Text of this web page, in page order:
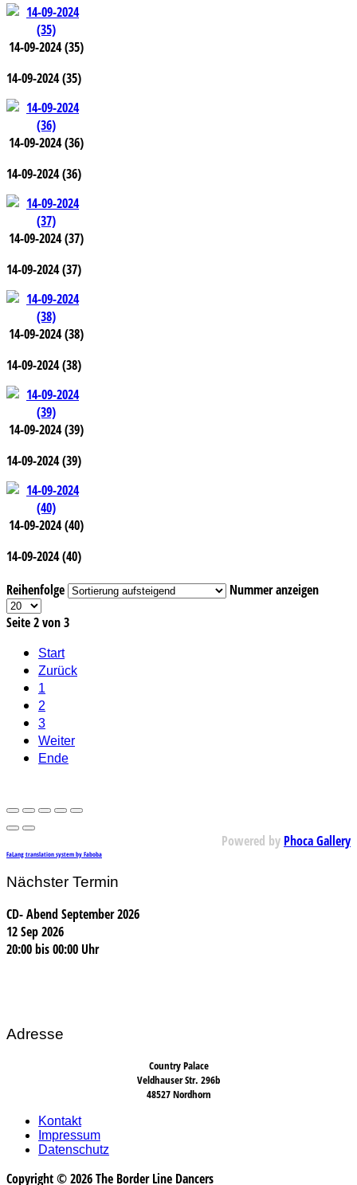
14-09-2024 (35)
14-09-2024 (35)
14-09-2024 (36)
14-09-2024 (36)
14-09-2024 (37)
14-09-2024 (37)
14-09-2024 (38)
14-09-2024 (38)
14-09-2024 (39)
14-09-2024 (39)
14-09-2024 (40)
14-09-2024 (40)
Reihenfolge
Nummer anzeigen
Seite 2 von 3
Start
Zurück
1
2
3
Weiter
Ende
Powered by Phoca Gallery
FaLang translation system by Faboba
Nächster Termin
CD- Abend September 2026
12 Sep 2026
20:00bis00:00 Uhr
Adresse
Country Palace
Veldhauser Str. 296b
48527 Nordhorn
Kontakt
Impressum
Datenschutz
Copyright © 2026 The Border Line Dancers